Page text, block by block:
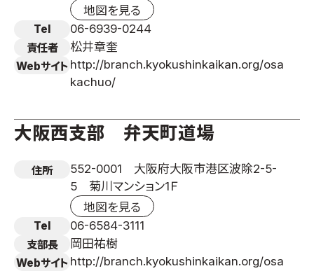
地図を見る
Tel 06-6939-0244
責任者 松井章奎
Webサイト http://branch.kyokushinkaikan.org/osa
kachuo/
大阪西支部 弁天町道場
住所
552-0001 大阪府大阪市港区波除2-5-
5 菊川マンション1Ｆ
地図を見る
Tel 06-6584-3111
支部長 岡田祐樹
Webサイト http://branch.kyokushinkaikan.org/osa